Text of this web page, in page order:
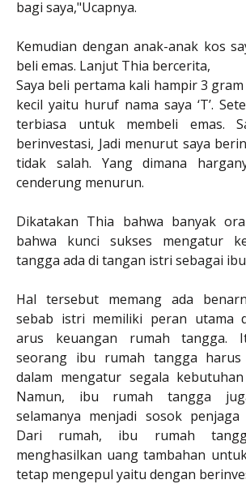
bagi saya,"Ucapnya.
Kemudian dengan anak-anak kos
beli emas. Lanjut Thia bercerita,
Saya beli pertama kali hampir 3
kecil yaitu huruf nama saya ‘T’.
terbiasa untuk membeli emas.
berinvestasi, Jadi menurut saya
tidak salah. Yang dimana
cenderung menurun.
Dikatakan Thia bahwa banyak
bahwa kunci sukses mengatur
tangga ada di tangan istri sebagai
Hal tersebut memang ada
sebab istri memiliki peran utama
arus keuangan rumah tangga.
seorang ibu rumah tangga
dalam mengatur segala
Namun, ibu rumah tangga
selamanya menjadi sosok
Dari rumah, ibu rumah
menghasilkan uang tambahan
tetap mengepul yaitu dengan